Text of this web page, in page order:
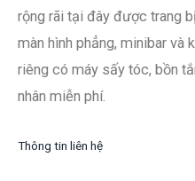
rộng rãi tại đây được trang
màn hình phẳng, minibar và
riêng có máy sấy tóc, bồn
nhân miễn phí.
Thông tin liên hệ